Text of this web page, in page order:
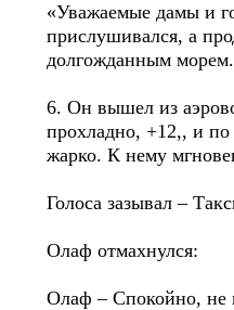
«Уважаемые дамы и
прислушивался, а
долгожданным морем.
6. Он вышел из
прохладно, +12,, и по
жарко. К нему
Голоса зазывал –
Олаф отмахнулся:
Олаф – Спокойно, не